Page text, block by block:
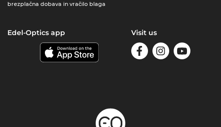
brezplačna dobava in vračilo blaga
Edel-Optics app Visit us